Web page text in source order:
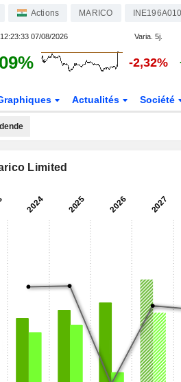
Actions MARICO
12:23:33 07/08/2026 Varia. 5j.
-2,32%
Actualités Société
Limited